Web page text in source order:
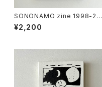
SONONAMO zine 1998-20
03
¥2,200